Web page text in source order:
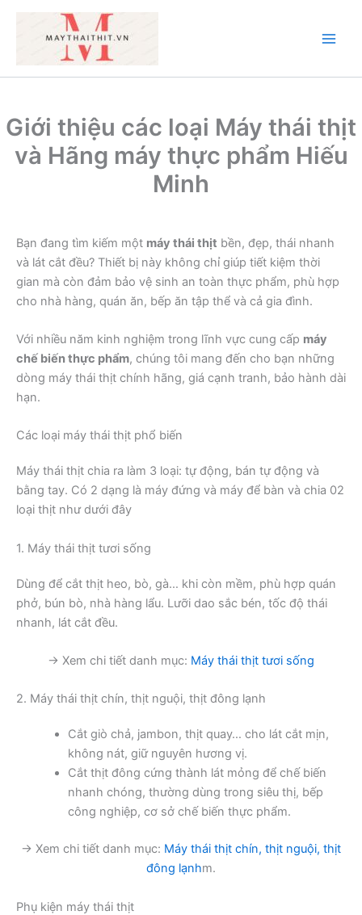
dung
Giới thiệu các loại Máy thái thịt
và Hãng máy thực phẩm Hiếu
Minh
Bạn đang tìm kiếm một máy thái thịt bền, đẹp, thái nhanh
và lát cắt đều? Thiết bị này không chỉ giúp tiết kiệm thời
gian mà còn đảm bảo vệ sinh an toàn thực phẩm, phù hợp
cho nhà hàng, quán ăn, bếp ăn tập thể và cả gia đình.
Với nhiều năm kinh nghiệm trong lĩnh vực cung cấp máy
chế biến thực phẩm, chúng tôi mang đến cho bạn những
dòng máy thái thịt chính hãng, giá cạnh tranh, bảo hành dài
hạn.
Các loại máy thái thịt phổ biến
Máy thái thịt chia ra làm 3 loại: tự động, bán tự động và
bằng tay. Có 2 dạng là máy đứng và máy để bàn và chia 02
loại thịt như dưới đây
1. Máy thái thịt tươi sống
Dùng để cắt thịt heo, bò, gà… khi còn mềm, phù hợp quán
phở, bún bò, nhà hàng lẩu. Lưỡi dao sắc bén, tốc độ thái
nhanh, lát cắt đều.
→ Xem chi tiết danh mục: Máy thái thịt tươi sống
2. Máy thái thịt chín, thịt nguội, thịt đông lạnh
Cắt giò chả, jambon, thịt quay… cho lát cắt mịn,
không nát, giữ nguyên hương vị.
Cắt thịt đông cứng thành lát mỏng để chế biến
nhanh chóng, thường dùng trong siêu thị, bếp
công nghiệp, cơ sở chế biến thực phẩm.
→ Xem chi tiết danh mục: Máy thái thịt chín, thịt nguội, thịt
đông lạnhm.
Phụ kiện máy thái thịt